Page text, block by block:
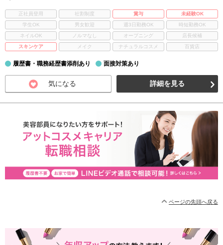
正社員登用 社割制度 賞与
未経験OK
学生OK
男女歓迎 週3日勤務OK
時短勤務OK
ネイルOK
ノルマなし オープニング
店長候補
スキンケア
メイク ナチュラルコスメ 百貨店
履歴書・職務経歴書添削あり 面接対策あり
気になる 詳細を見る
ページの先頭へ戻る